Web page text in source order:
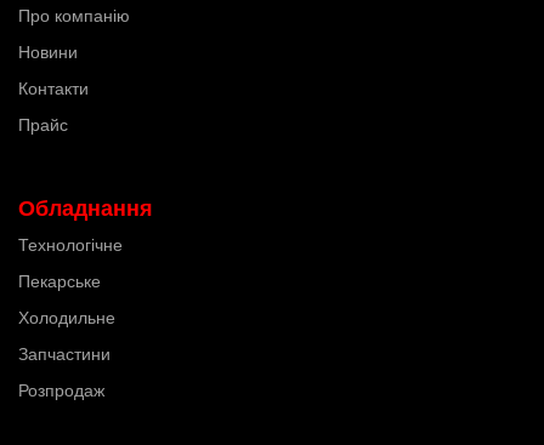
Про компанію
Новини
Контакти
Прайс
Обладнання
Технологічне
Пекарське
Холодильне
Запчастини
Розпродаж